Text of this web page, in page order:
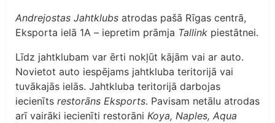
Andrejostas Jahtklubs atrodas pašā Rīgas centrā,
Eksporta ielā 1A – iepretim prāmja Tallink piestātnei.
Līdz jahtklubam var ērti nokļūt kājām vai ar auto.
Novietot auto iespējams jahtkluba teritorijā vai
tuvākajās ielās. Jahtkluba teritorijā darbojas
iecienīts restorāns Eksports. Pavisam netālu atrodas
arī vairāki iecienīti restorāni Koya, Naples, Aqua